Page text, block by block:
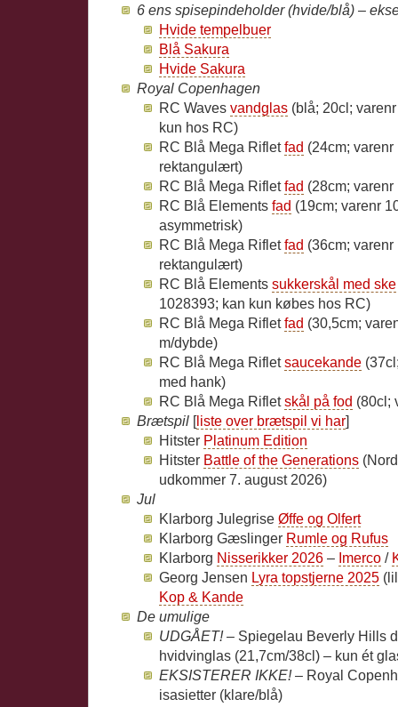
6 ens spisepindeholder (hvide/blå) –
Hvide tempelbuer
Blå Sakura
Hvide Sakura
Royal Copenhagen
RC Waves vandglas(blå; 20cl;
kun hos RC)
RC Blå Mega Rifletfad (24cm; varenr
rektangulært)
RC Blå Mega Rifletfad (28cm;
RC Blå Elements fad (19cm; varenr
asymmetrisk)
RC Blå Mega Rifletfad (36cm; varenr
rektangulært)
RC Blå Elements sukkerskål med ske
1028393; kan kun købes hos RC)
RC Blå Mega Rifletfad (30,5cm;
m/dybde)
RC Blå Mega Rifletsaucekande
med hank)
RC Blå Mega Rifletskål på fod (80cl;
Brætspil [liste over brætspil vi har]
Hitster Platinum Edition
Hitster Battle of the Generations
udkommer 7. august 2026)
Jul
Klarborg Julegrise Øffe og Olfert
Klarborg Gæslinger Rumle og Rufus
Klarborg Nisserikker 2026– Imerco/
Georg Jensen Lyra topstjerne 2025
Kop & Kande
De umulige
UDGÅET! –Spiegelau Beverly Hills
hvidvinglas (21,7cm/38cl) – kun ét
EKSISTERER IKKE! –Royal
isasietter (klare/blå)